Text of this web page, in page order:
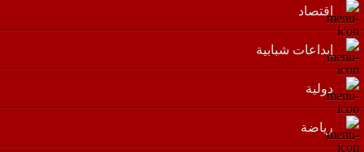
اقتصاد
إبداعات شبابية
دولية
رياضة